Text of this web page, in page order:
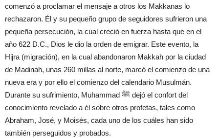
comenzó a proclamar el mensaje a otros los Makkanas lo
rechazaron. Él y su pequeño grupo de seguidores sufrieron una
pequeña persecución, la cual creció en fuerza hasta que en el
año 622 D.C., Dios le dio la orden de emigrar. Este evento, la
Hijra (migración), en la cual abandonaron Makkah por la ciudad
de Madinah, unas 260 millas al norte, marcó el comienzo de una
nueva era y por ello el comienzo del calendario Musulmán.
Durante su sufrimiento, Muhammad ﷺ dejó el confort del
conocimiento revelado a él sobre otros profetas, tales como
Abraham, José, y Moisés, cada uno de los cuáles han sido
también perseguidos y probados.